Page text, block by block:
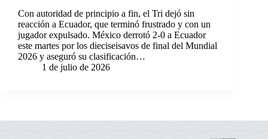
Con autoridad de principio a fin, el Tri dejó sin
reacción a Ecuador, que terminó frustrado y con un
jugador expulsado. México derrotó 2-0 a Ecuador
este martes por los dieciseisavos de final del Mundial
2026 y aseguró su clasificación…
1 de julio de 2026